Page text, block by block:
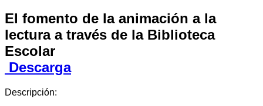
El fomento de la animación a la
lectura a través de la Biblioteca
Escolar
Descarga
Descripción: